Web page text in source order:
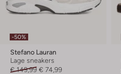
-50%
Stefano Lauran
Lage sneakers
€ 149,99 € 74,99